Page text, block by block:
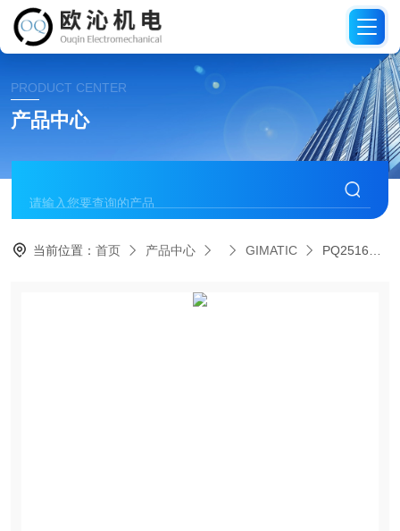
PRODUCT CENTER
产品中心
当前位置：首页 产品中心 GIMATIC PQ2516德国GIMATIC吉玛泰克平行气缸夹持器